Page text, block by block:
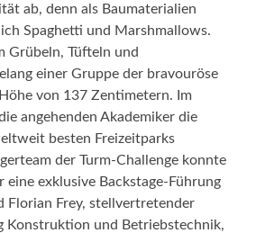
ab, denn als Baumaterialien
Spaghetti und Marshmallows.
Grübeln, Tüfteln und
einer Gruppe der bravouröse
von 137 Zentimetern. Im
angehenden Akademiker die
besten Freizeitparks
der Turm-Challenge konnte
eine exklusive Backstage-Führung
Florian Frey, stellvertretender
Konstruktion und Betriebstechnik,